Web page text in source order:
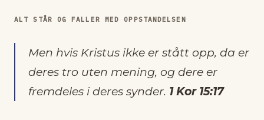
ALT STÅR OG FALLER MED OPPSTANDELSEN
Men hvis Kristus ikke er stått opp, da er
deres tro uten mening, og dere er
fremdeles i deres synder. 1 Kor 15:17